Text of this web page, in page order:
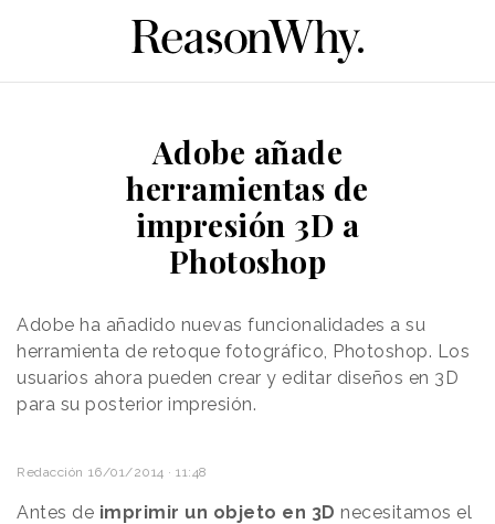
Adobe añade
herramientas de
impresión 3D a
Photoshop
Adobe ha añadido nuevas funcionalidades a su
herramienta de retoque fotográfico, Photoshop. Los
usuarios ahora pueden crear y editar diseños en 3D
para su posterior impresión.
Redacción 16/01/2014 · 11:48
Antes de imprimir un objeto en 3D necesitamos el